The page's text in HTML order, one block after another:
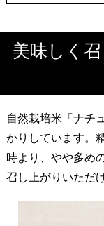
美味しく
自然栽培米「ナチ
かりしています。
時より、やや多め
召し上がりいただ